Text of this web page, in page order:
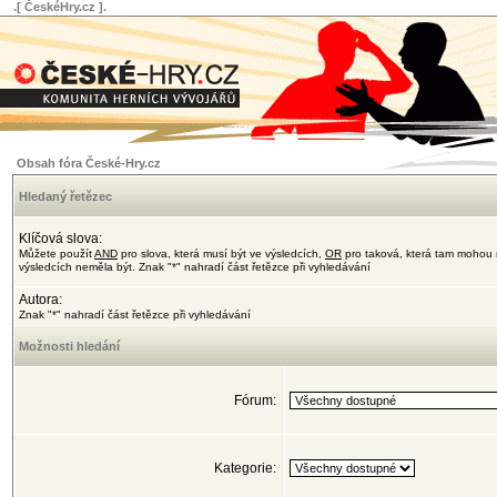
.[ ČeskéHry.cz ].
Obsah fóra České-Hry.cz
Hledaný řetězec
Klíčová slova:
Můžete použítAND pro slova, která musí být ve výsledcích, OR pro taková, která tam
výsledcích neměla být. Znak "*" nahradí část řetězce při vyhledávání
Autora:
Znak "*" nahradí část řetězce při vyhledávání
Možnosti hledání
Fórum:
Kategorie: